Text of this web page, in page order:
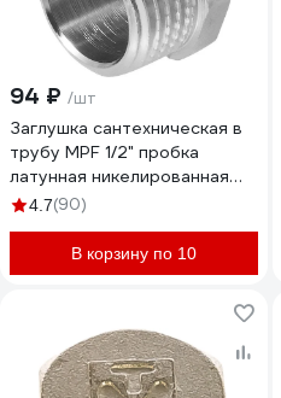
94 ₽ /шт
Заглушка сантехническая в
трубу MPF 1/2" пробка
латунная никелированная
наружная резьба ИС.072277
4.7(90)
В корзину по 10